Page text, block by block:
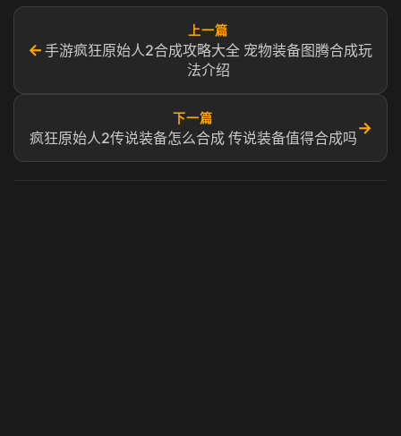
←
上一篇
手游疯狂原始人2合成攻略大全 宠物装备图腾合成玩
法介绍
下一篇
疯狂原始人2传说装备怎么合成 传说装备值得合成吗
→